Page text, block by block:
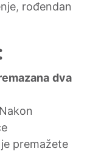
, rođendan
dva
premažete